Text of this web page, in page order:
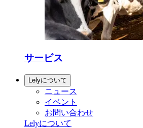
サービス
Lelyについて
ニュース
イベント
お問い合わせ
Lelyについて